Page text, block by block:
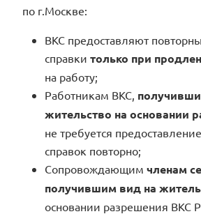
по г.Москве:
ВКС предоставляют
справки только при
на работу;
Работникам ВКС,
жительство на основании
не требуется
справок повторно;
Сопровождающим членам
получившим вид на
основании разрешения ВКС